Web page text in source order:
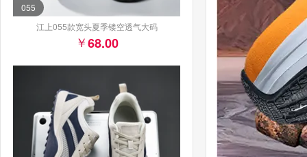
055
江上055款宽头夏季镂空透气大码
68.00